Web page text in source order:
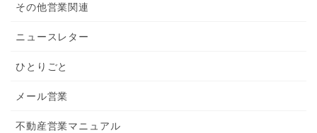
その他営業関連
ニュースレター
ひとりごと
メール営業
不動産営業マニュアル